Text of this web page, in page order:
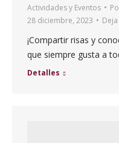
Actividades y Eventos
28 diciembre, 2023
¡Compartir risas y
que siempre gusta a
Detalles